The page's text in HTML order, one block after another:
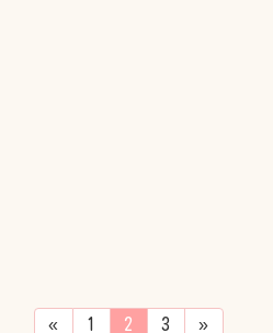
«
固
1
固
2
固
3 »